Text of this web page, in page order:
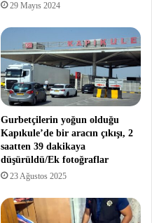
29 Mayıs 2024
Gurbetçilerin yoğun olduğu
Kapıkule’de bir aracın çıkışı, 2
saatten 39 dakikaya
düşürüldü/Ek fotoğraflar
23 Ağustos 2025